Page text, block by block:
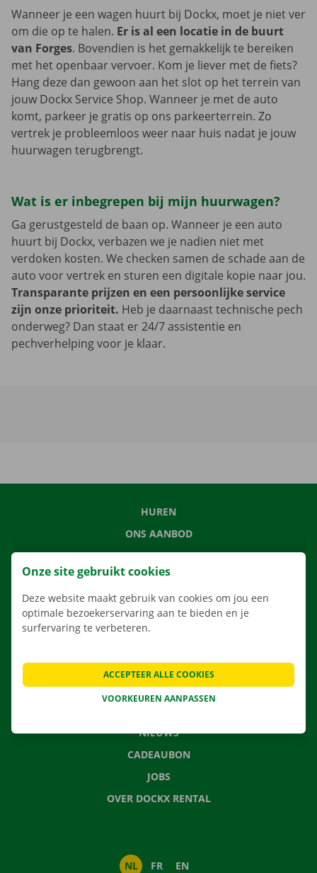
Wanneer je een wagen huurt bij Dockx, moet je niet ver
om die op te halen. Er is al een locatie in de buurt
van Forges. Bovendien is het gemakkelijk te bereiken
met het openbaar vervoer. Kom je liever met de fiets?
Hang deze dan gewoon aan het slot op het terrein van
jouw Dockx Service Shop. Wanneer je met de auto
komt, parkeer je gratis op ons parkeerterrein. Zo
vertrek je probleemloos weer naar huis nadat je jouw
huurwagen terugbrengt.
Wat is er inbegrepen bij mijn huurwagen?
Ga gerustgesteld de baan op. Wanneer je een auto
huurt bij Dockx, verbazen we je nadien niet met
verdoken kosten. We checken samen de schade aan de
auto voor vertrek en sturen een digitale kopie naar jou.
Transparante prijzen en een persoonlijke service
zijn onze prioriteit. Heb je daarnaast technische pech
onderweg? Dan staat er 24/7 assistentie en
pechverhelping voor je klaar.
HUREN
ONS AANBOD
ONZE DIENSTEN
LOCATIES
APP
VERHUISOPLOSSINGEN
CONTACTEER ONS
NIEUWS
CADEAUBON
JOBS
OVER DOCKX RENTAL
NL FR EN
Onze site gebruikt cookies
Deze website maakt gebruik van cookies om jou een
optimale bezoekerservaring aan te bieden en je
surfervaring te verbeteren.
VOORKEUREN AANPASSEN
ACCEPTEER ALLE COOKIES